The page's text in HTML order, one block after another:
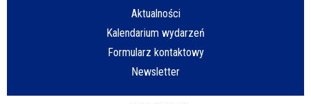
Aktualności
Kalendarium wydarzeń
Formularz kontaktowy
Newsletter